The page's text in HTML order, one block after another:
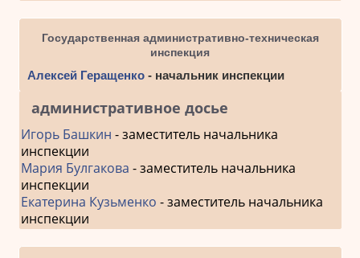
Государственная административно-техническая
инспекция
Алексей Геращенко- начальник инспекции
административное досье
Игорь Башкин - заместитель начальника
инспекции
Мария Булгакова - заместитель начальника
инспекции
Екатерина Кузьменко - заместитель начальника
инспекции